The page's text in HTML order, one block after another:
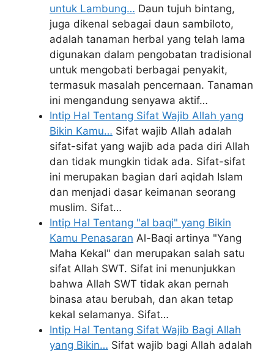
untuk Lambung… Daun tujuh bintang,
juga dikenal sebagai daun sambiloto,
adalah tanaman herbal yang telah lama
digunakan dalam pengobatan tradisional
untuk mengobati berbagai penyakit,
termasuk masalah pencernaan. Tanaman
ini mengandung senyawa aktif…
Intip Hal Tentang Sifat Wajib Allah yang
Bikin Kamu… Sifat wajib Allah adalah
sifat-sifat yang wajib ada pada diri Allah
dan tidak mungkin tidak ada. Sifat-sifat
ini merupakan bagian dari aqidah Islam
dan menjadi dasar keimanan seorang
muslim. Sifat…
Intip Hal Tentang "al baqi" yang Bikin
Kamu Penasaran Al-Baqi artinya "Yang
Maha Kekal" dan merupakan salah satu
sifat Allah SWT. Sifat ini menunjukkan
bahwa Allah SWT tidak akan pernah
binasa atau berubah, dan akan tetap
kekal selamanya. Sifat…
Intip Hal Tentang Sifat Wajib Bagi Allah
yang Bikin… Sifat wajib bagi Allah adalah